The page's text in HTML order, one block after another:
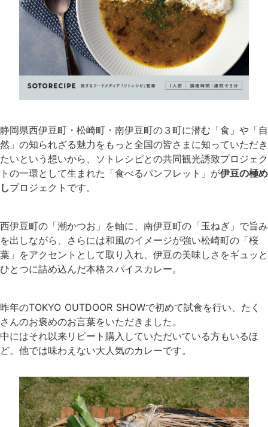
静岡県西伊豆町・松崎町・南伊豆町の３町に潜む「食」や「自
然」の知られざる魅力をもっと全国の皆さまに知っていただき
たいという想いから、ソトレシピとの共同観光誘致プロジェク
トの一環として生まれた「食べるパンフレット」が伊豆の極め
しプロジェクトです。
西伊豆町の「潮かつお」を軸に、南伊豆町の「玉ねぎ」で旨み
を出しながら、さらには和風のイメージが強い松崎町の「桜
葉」をアクセントとして取り入れ、伊豆の美味しさをギュッと
ひとつに詰め込んだ本格スパイスカレー。
昨年のTOKYO OUTDOOR SHOWで初めて試食を行い、たく
さんのお褒めのお言葉をいただきました。
中にはそれ以来リピート購入していただいている方もいるほ
ど。他では味わえない大人気のカレーです。